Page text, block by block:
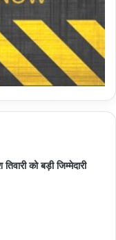
को बड़ी जिम्मेदारी